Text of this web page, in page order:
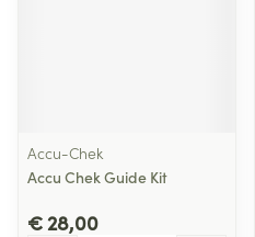
Accu-Chek
Accu Chek Guide Kit
€ 28,00